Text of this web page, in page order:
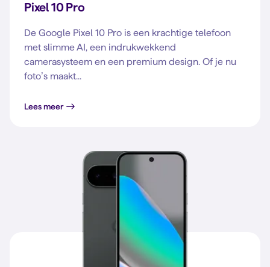
Pixel 10 Pro
De Google Pixel 10 Pro is een krachtige telefoon
met slimme AI, een indrukwekkend
camerasysteem en een premium design. Of je nu
foto’s maakt...
Lees meer